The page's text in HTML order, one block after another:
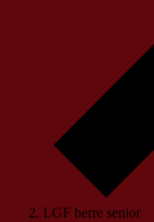
LGF herre senior